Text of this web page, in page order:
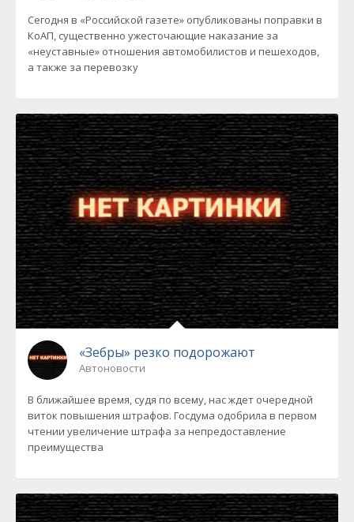
Сегодня в «Российской газете» опубликованы поправки в
КоАП, существенно ужесточающие наказание за
«неуставные» отношения автомобилистов и пешеходов,
а также за перевозку
«Зебры» резко подорожают
Автоновости
В ближайшее время, судя по всему, нас ждет очередной
виток повышения штрафов. Госдума одобрила в первом
чтении увеличение штрафа за непредоставление
преимущества